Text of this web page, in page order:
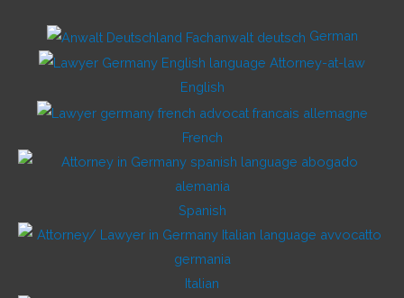
German
English
French
Spanish
Italian